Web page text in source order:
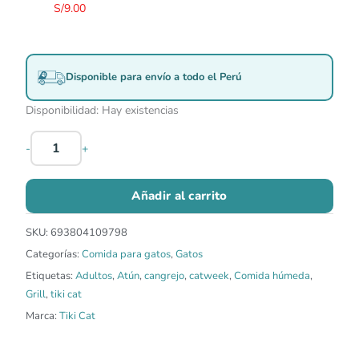
S/9.00
Disponible para envío a todo el Perú
Disponibilidad: Hay existencias
- +
Añadir al carrito
SKU: 693804109798
Categorías: Comida para gatos,Gatos
Etiquetas: Adultos,Atún,cangrejo,catweek,Comida húmeda,
Grill,tiki cat
Marca: Tiki Cat